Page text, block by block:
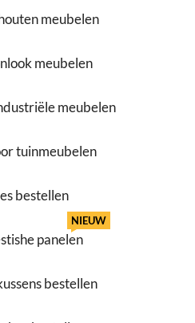
meubelen
meubelen
meubelen
tuinmeubelen
bestellen
panelen
NIEUW
bestellen